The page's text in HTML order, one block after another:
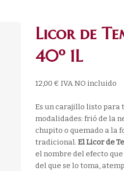
Licor de
40º 1L
12,00 € IVA NO incluido
Es un carajillo listo para
modalidades: frió de la
chupito o quemado a la
tradicional. El Licor de
el nombre del efecto
del que se lo toma,